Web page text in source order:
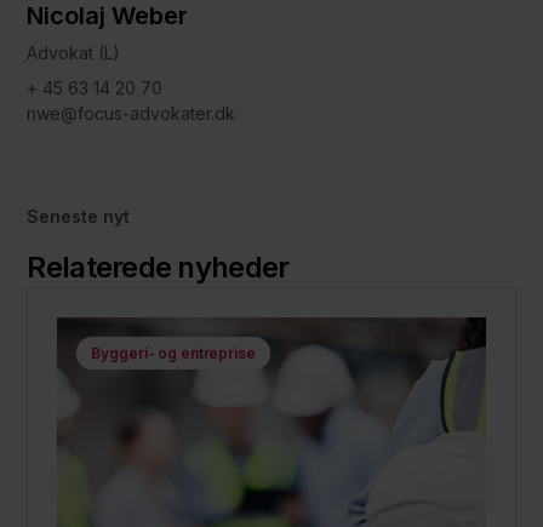
Nicolaj Weber
Advokat (L)
+ 45 63 14 20 70
nwe@focus-advokater.dk
Seneste nyt
Relaterede nyheder
Byggeri- og entreprise